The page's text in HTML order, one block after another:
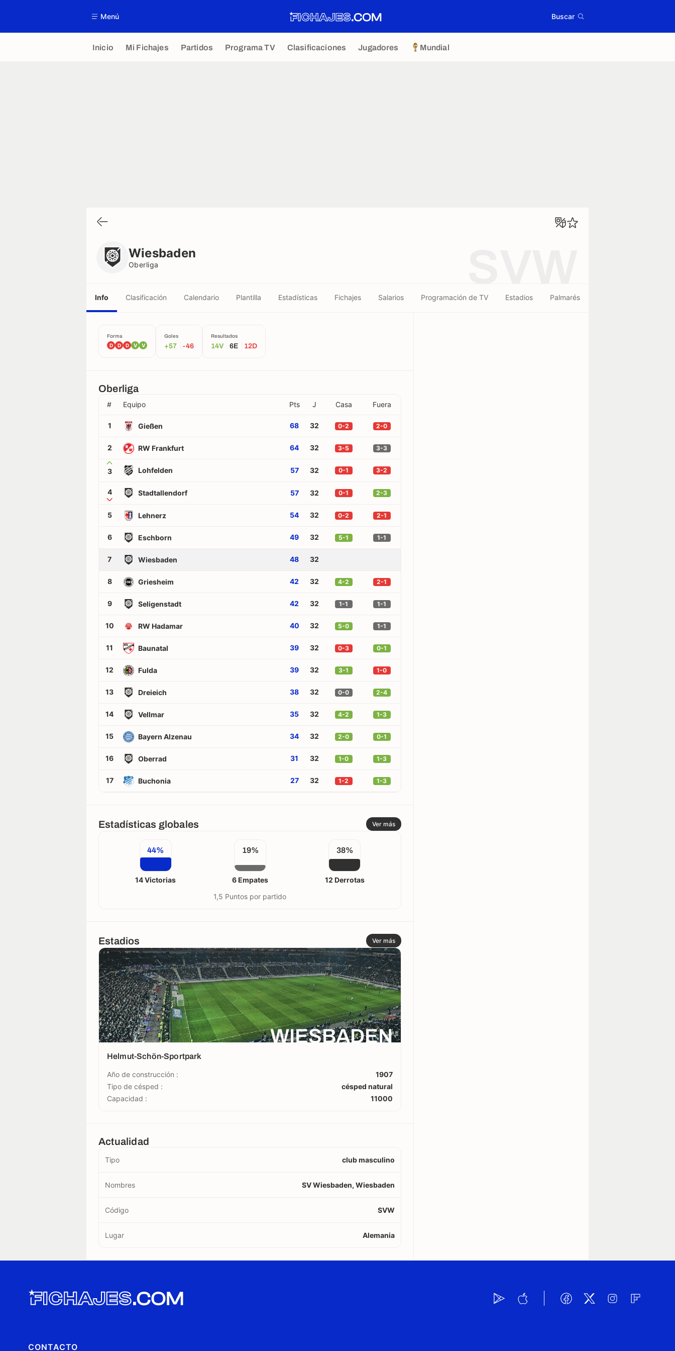
Menú Buscar
Inicio Mi Fichajes Partidos Programa TV Clasificaciones Jugadores Mundial
Wiesbaden
Oberliga
Info Clasificación Calendario Plantilla Estadísticas Fichajes Salarios Programación de TV Estadios Palmarés
Forma
D D D V V
Goles
+57 -46
Resultados
14V 6E 12D
Oberliga
# Equipo Pts J Casa Fuera
1 Gießen 68 32 0-2 2-0
2 RW Frankfurt 64 32 3-5 3-3
3 Lohfelden 57 32 0-1 3-2
4 Stadtallendorf 57 32 0-1 2-3
5 Lehnerz 54 32 0-2 2-1
6 Eschborn 49 32 5-1 1-1
7 Wiesbaden 48 32
8 Griesheim 42 32 4-2 2-1
9 Seligenstadt 42 32 1-1 1-1
10 RW Hadamar 40 32 5-0 1-1
11 Baunatal 39 32 0-3 0-1
12 Fulda 39 32 3-1 1-0
13 Dreieich 38 32 0-0 2-4
14 Vellmar 35 32 4-2 1-3
15 Bayern Alzenau 34 32 2-0 0-1
16 Oberrad 31 32 1-0 1-3
17 Buchonia 27 32 1-2 1-3
Estadísticas globales Ver más
44%
14 Victorias
19%
6 Empates
38%
12 Derrotas
1,5 Puntos por partido
Estadios Ver más
WIESBADEN
Helmut-Schön-Sportpark
Año de construcción :
1907
Tipo de césped :
césped natural
Capacidad :
11000
Actualidad
Tipo club masculino
Nombres SV Wiesbaden, Wiesbaden
Código SVW
Lugar Alemania
CONTACTO